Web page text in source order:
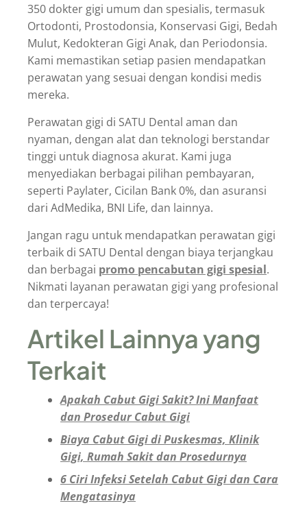
350 dokter gigi umum dan spesialis, termasuk
Ortodonti, Prostodonsia, Konservasi Gigi, Bedah
Mulut, Kedokteran Gigi Anak, dan Periodonsia.
Kami memastikan setiap pasien mendapatkan
perawatan yang sesuai dengan kondisi medis
mereka.
Perawatan gigi di SATU Dental aman dan
nyaman, dengan alat dan teknologi berstandar
tinggi untuk diagnosa akurat. Kami juga
menyediakan berbagai pilihan pembayaran,
seperti Paylater, Cicilan Bank 0%, dan asuransi
dari AdMedika, BNI Life, dan lainnya.
Jangan ragu untuk mendapatkan perawatan gigi
terbaik di SATU Dental dengan biaya terjangkau
dan berbagai promo pencabutan gigi spesial.
Nikmati layanan perawatan gigi yang profesional
dan terpercaya!
Artikel Lainnya yang
Terkait
Apakah Cabut Gigi Sakit? Ini Manfaat
dan Prosedur Cabut Gigi
Biaya Cabut Gigi di Puskesmas, Klinik
Gigi, Rumah Sakit dan Prosedurnya
6 Ciri Infeksi Setelah Cabut Gigi dan Cara
Mengatasinya